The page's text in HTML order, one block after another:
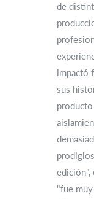
de
impactó
sus
edición",
"fue